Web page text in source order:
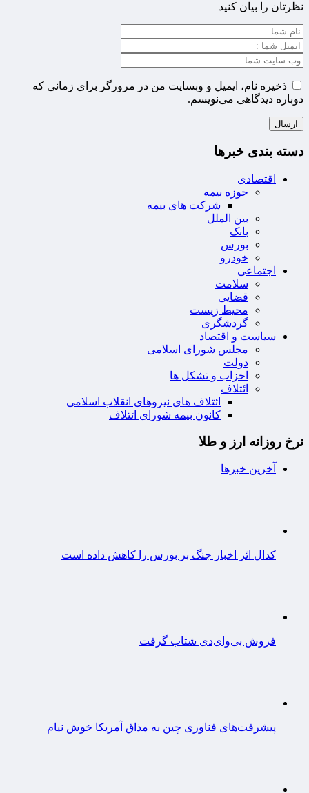
نظرتان را بیان کنید
ذخیره نام، ایمیل و وبسایت من در مرورگر برای زمانی که
دوباره دیدگاهی می‌نویسم.
دسته بندی خبرها
اقتصادی
حوزه بیمه
شرکت های بیمه
بین الملل
بانک
بورس
خودرو
اجتماعی
سلامت
قضایی
محیط زیست
گردشگری
سیاست و اقتصاد
مجلس شورای اسلامی
دولت
احزاب و تشکل ها
ائتلاف
ائتلاف های نیروهای انقلاب اسلامی
کانون بیمه شورای ائتلاف
نرخ روزانه ارز و طلا
آخرین خبرها
کدال اثر اخبار جنگ بر بورس را کاهش داده است
فروش بی‌وای‌دی شتاب گرفت
پیشرفت‌های فناوری چین به مذاق آمریکا خوش نیام